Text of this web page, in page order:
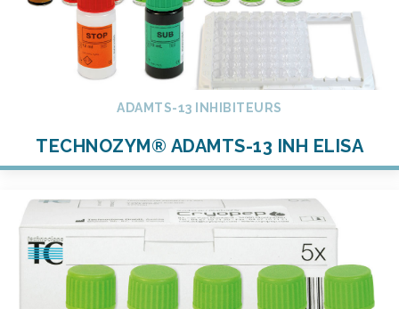
ADAMTS-13 INHIBITEURS
TECHNOZYM® ADAMTS-13 INH ELISA